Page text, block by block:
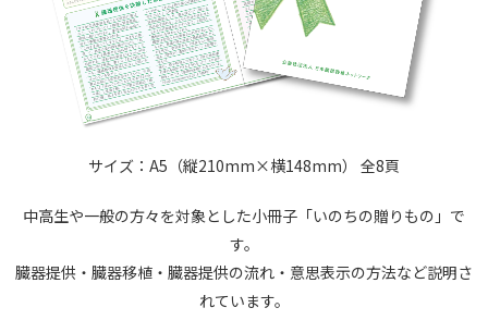
サイズ：A5（縦210mm×横148mm） 全8頁
中高生や一般の方々を対象とした小冊子「いのちの贈りもの」で
す。
臓器提供・臓器移植・臓器提供の流れ・意思表示の方法など説明さ
れています。